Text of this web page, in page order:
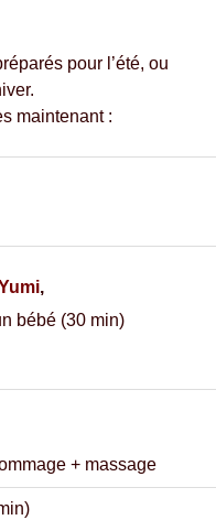
pour l’été, ou
maintenant :
,
bébé (30 min)
+ massage